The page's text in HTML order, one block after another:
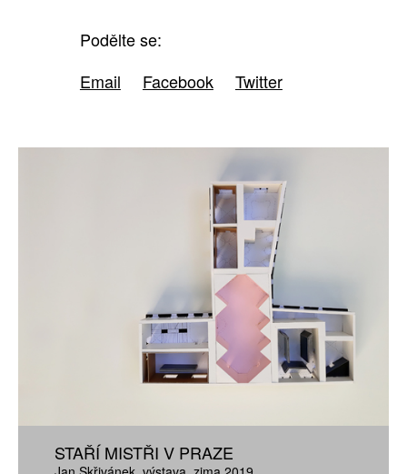
Podělte se:
Email
Facebook Twitter
STAŘÍ MISTŘI V PRAZE